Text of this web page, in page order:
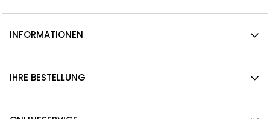
INFORMATIONEN
IHRE BESTELLUNG